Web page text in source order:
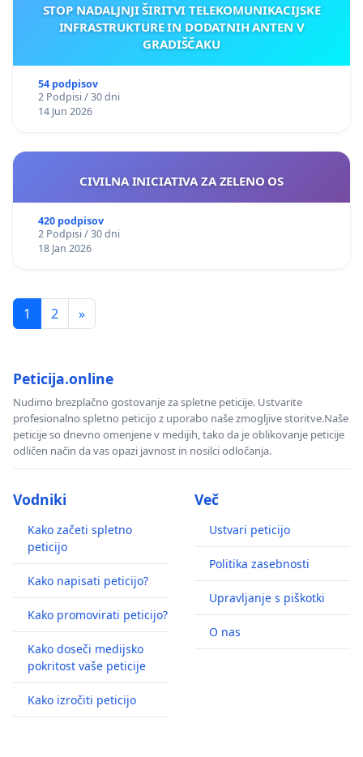
STOP NADALJNJI ŠIRITVI TELEKOMUNIKACIJSKE
INFRASTRUKTURE IN DODATNIH ANTEN V
GRADIŠČAKU
54 podpisov
2 Podpisi / 30 dni
14 Jun 2026
CIVILNA INICIATIVA ZA ZELENO OS
420 podpisov
2 Podpisi / 30 dni
18 Jan 2026
1 2 »
Peticija.online
Nudimo brezplačno gostovanje za spletne peticije. Ustvarite
profesionalno spletno peticijo z uporabo naše zmogljive storitve.Naše
peticije so dnevno omenjene v medijih, tako da je oblikovanje peticije
odličen način da vas opazi javnost in nosilci odločanja.
Vodniki
Kako začeti spletno
peticijo
Kako napisati peticijo?
Kako promovirati peticijo?
Kako doseči medijsko
pokritost vaše peticije
Kako izročiti peticijo
Več
Ustvari peticijo
Politika zasebnosti
Upravljanje s piškotki
O nas